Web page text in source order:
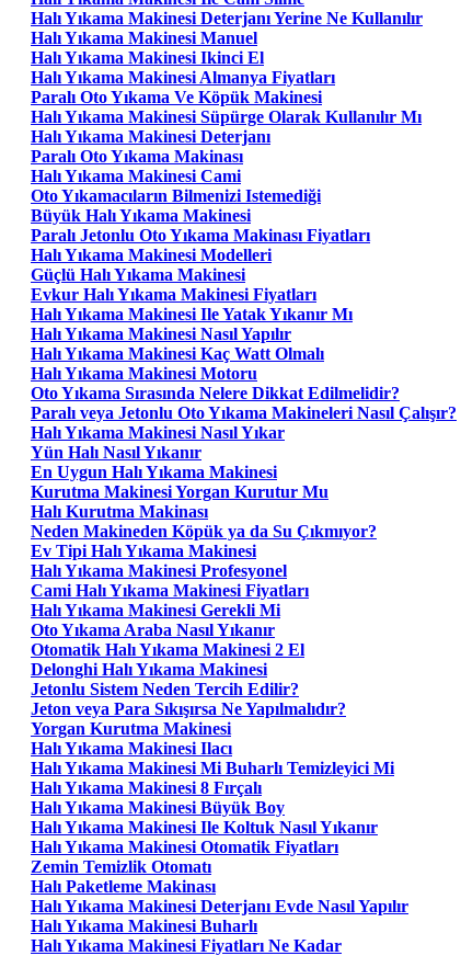
Halı Yıkama Makinesi Deterjanı Yerine Ne Kullanılır
Halı Yıkama Makinesi Manuel
Halı Yıkama Makinesi Ikinci El
Halı Yıkama Makinesi Almanya Fiyatları
Paralı Oto Yıkama Ve Köpük Makinesi
Halı Yıkama Makinesi Süpürge Olarak Kullanılır Mı
Halı Yıkama Makinesi Deterjanı
Paralı Oto Yıkama Makinası
Halı Yıkama Makinesi Cami
Oto Yıkamacıların Bilmenizi Istemediği
Büyük Halı Yıkama Makinesi
Paralı Jetonlu Oto Yıkama Makinası Fiyatları
Halı Yıkama Makinesi Modelleri
Güçlü Halı Yıkama Makinesi
Evkur Halı Yıkama Makinesi Fiyatları
Halı Yıkama Makinesi Ile Yatak Yıkanır Mı
Halı Yıkama Makinesi Nasıl Yapılır
Halı Yıkama Makinesi Kaç Watt Olmalı
Halı Yıkama Makinesi Motoru
Oto Yıkama Sırasında Nelere Dikkat Edilmelidir?
Paralı veya Jetonlu Oto Yıkama Makineleri Nasıl Çalışır?
Halı Yıkama Makinesi Nasıl Yıkar
Yün Halı Nasıl Yıkanır
En Uygun Halı Yıkama Makinesi
Kurutma Makinesi Yorgan Kurutur Mu
Halı Kurutma Makinası
Neden Makineden Köpük ya da Su Çıkmıyor?
Ev Tipi Halı Yıkama Makinesi
Halı Yıkama Makinesi Profesyonel
Cami Halı Yıkama Makinesi Fiyatları
Halı Yıkama Makinesi Gerekli Mi
Oto Yıkama Araba Nasıl Yıkanır
Otomatik Halı Yıkama Makinesi 2 El
Delonghi Halı Yıkama Makinesi
Jetonlu Sistem Neden Tercih Edilir?
Jeton veya Para Sıkışırsa Ne Yapılmalıdır?
Yorgan Kurutma Makinesi
Halı Yıkama Makinesi Ilacı
Halı Yıkama Makinesi Mi Buharlı Temizleyici Mi
Halı Yıkama Makinesi 8 Fırçalı
Halı Yıkama Makinesi Büyük Boy
Halı Yıkama Makinesi Ile Koltuk Nasıl Yıkanır
Halı Yıkama Makinesi Otomatik Fiyatları
Zemin Temizlik Otomatı
Halı Paketleme Makinası
Halı Yıkama Makinesi Deterjanı Evde Nasıl Yapılır
Halı Yıkama Makinesi Buharlı
Halı Yıkama Makinesi Fiyatları Ne Kadar